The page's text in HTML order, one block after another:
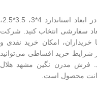
این فرش ماشینی طرح مدرن را می‌توانید در ابعاد استاندارد 4*3، 3.5*2.5،
نیاز در ابعاد سفارشی انتخاب کنید. شرکت
امکان خرید نقدی و
خرید اقساطی می‌توانید
فرش مدرن نگین مشهد هلال